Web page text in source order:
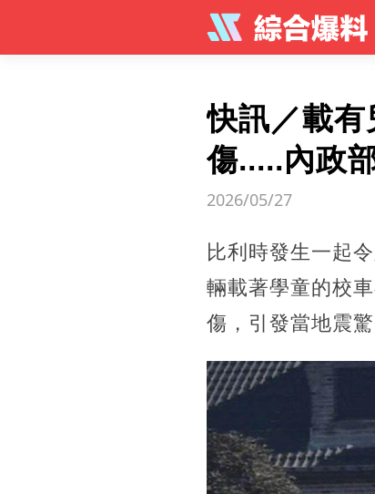
快訊／載
傷.....內政
2026/05/27
比利時發生一起
輛載著學童的校
傷，引發當地震驚